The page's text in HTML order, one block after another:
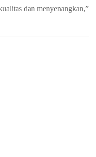
dan menyenangkan,”